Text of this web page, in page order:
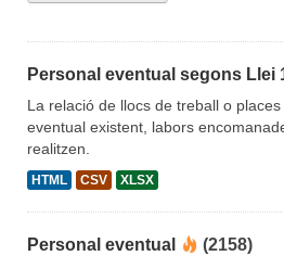
Personal eventual segons Llei
La relació de llocs de treball o
eventual existent, labors
realitzen.
HTML CSV XLSX
Personal eventual (2158)